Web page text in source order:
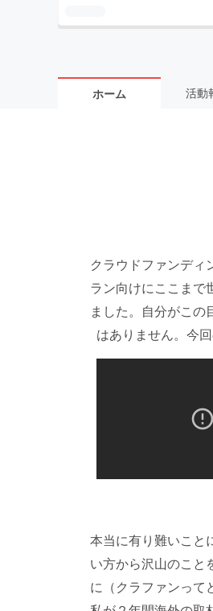
ホーム 活動
クラウドファンディ
ラン向けにここまで
ました。自分がこの
はありません。今
本当に有り難いこと
い方から沢山のこと
に（クラファンって